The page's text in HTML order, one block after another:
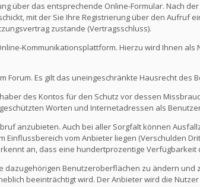
über das entsprechende Online-Formular. Nach
mit der Sie Ihre Registrierung über den Aufruf
zustande (Vertragsschluss).
Kommunikationsplattform. Hierzu wird Ihnen als
Forum. Es gilt das uneingeschränkte Hausrecht des
des Kontos für den Schutz vor dessen
Worten und Internetadressen als
anzubieten. Auch bei aller Sorgfalt können
vom Anbieter liegen (Verschulden
an, dass eine hundertprozentige
Benutzeroberflächen zu ändern und
beeinträchtigt wird. Der Anbieter wird die